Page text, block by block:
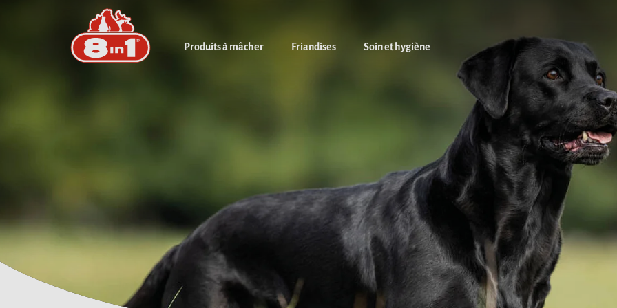
Produits à mâcher Friandises Soin et hygiène